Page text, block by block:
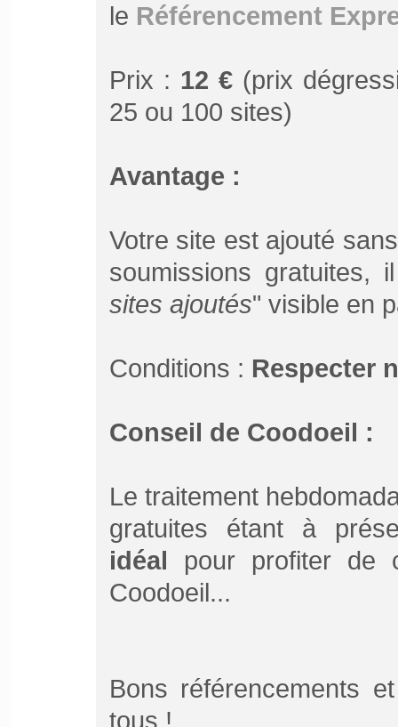
le Référencement
Prix : 12 €(prix
25 ou 100 sites)
Avantage :
Votre site est ajouté
soumissions
sites ajoutés" visible en
Conditions : Respecter
Conseil de Coodoeil :
Le traitement
gratuites étant à
idéal pour profiter de
Coodoeil...
Bons référencements
tous !